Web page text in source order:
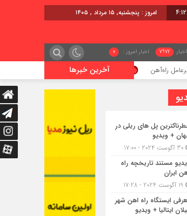
امروز : پنجشنبه, ۱۵ مرداد , ۱۴۰۵
7972 اخبار امروز : 0
آخرین خبرها
اعزام قطار فوق‌العاده کرمان – خرمشهر
پل های ریلی در
+ ویدیو
مستند تاریخچه راه
ایران
ایستگاه راه اهن شهر
ایتالیا + ویدیو